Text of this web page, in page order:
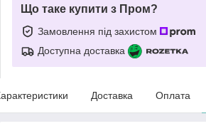
Що таке купити з Пром?
Замовлення під захистом
Доступна доставка
Доставка Оплата